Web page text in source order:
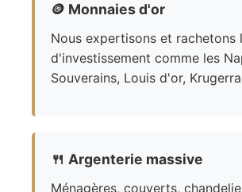
🪙 Monnaies d'or
Nous expertisons et rachetons
d'investissement comme les
Souverains, Louis d'or,
🍴 Argenterie massive
Ménagères, couverts,